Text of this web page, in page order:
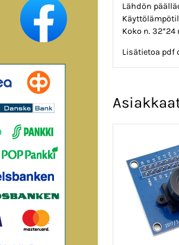
Lähdön
Koko n. 32*24
Lisätietoa pdf